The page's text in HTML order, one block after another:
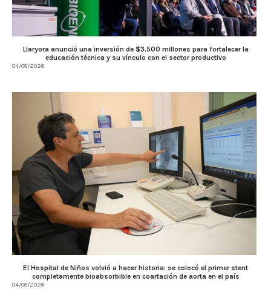
Llaryora anunció una inversión de $3.500 millones para fortalecer la
educación técnica y su vínculo con el sector productivo
04/08/2026
El Hospital de Niños volvió a hacer historia: se colocó el primer stent
completamente bioabsorbible en coartación de aorta en el país
04/08/2026